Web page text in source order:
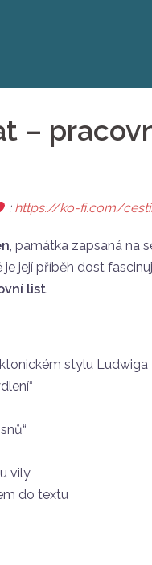
–
: https://ko-fi.com/
, památka zapsaná na
je její příběh dost
list.
stylu Ludwiga
vily
do textu